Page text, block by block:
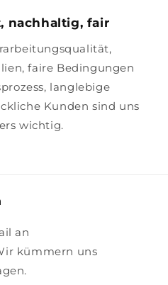
nachhaltig, fair
faire Bedingungen
langlebige
Kunden sind uns
wichtig.
an
kümmern uns